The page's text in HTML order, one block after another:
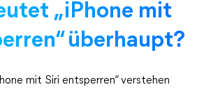
„iPhone mit
überhaupt?
mit Siri entsperren“ verstehen